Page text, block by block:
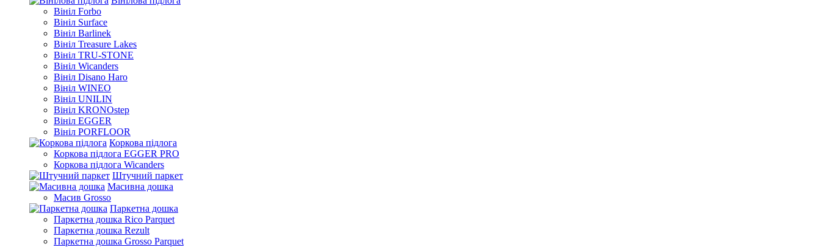
Вініл Forbo
Вініл Surface
Вініл Barlinek
Вініл Treasure Lakes
Вініл TRU-STONE
Вініл Wicanders
Вініл Disano Haro
Вініл WINEO
Вініл UNILIN
Вініл KRONOstep
Вініл EGGER
Вініл PORFLOOR
Коркова підлога
Коркова підлога EGGER PRO
Коркова підлога Wicanders
Штучний паркет
Масивна дошка
Масив Grosso
Паркетна дошка
Паркетна дошка Rico Parquet
Паркетна дошка Rezult
Паркетна дошка Grosso Parquet